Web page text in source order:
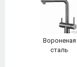
Вороненая
сталь